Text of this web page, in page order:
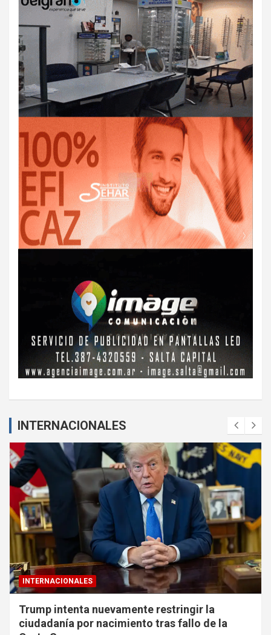
INTERNACIONALES
INTERNACIONALES
Trump intenta nuevamente restringir la
ciudadanía por nacimiento tras fallo de la